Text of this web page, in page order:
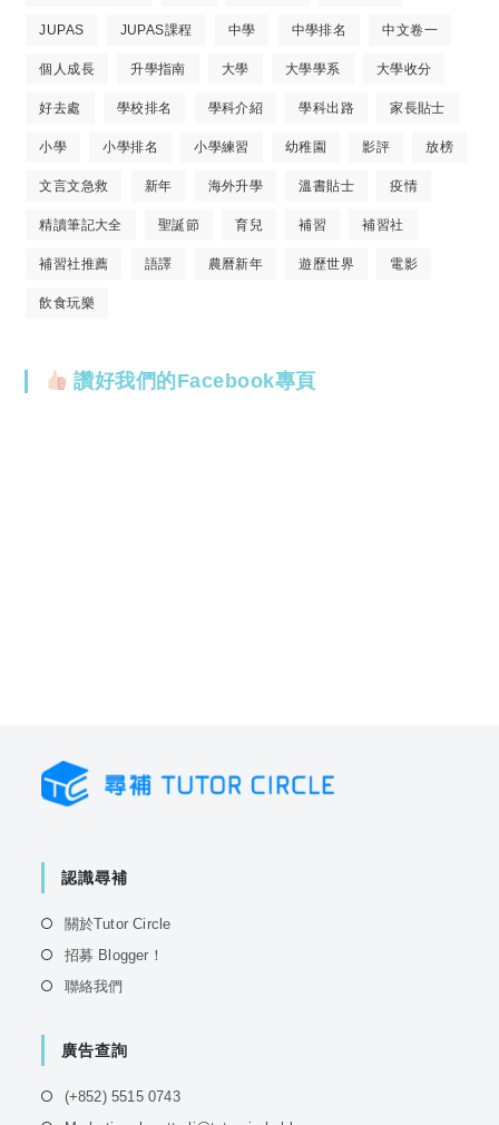
JUPAS JUPAS課程 中學 中學排名 中文卷一
個人成長 升學指南 大學 大學學系 大學收分
好去處 學校排名 學科介紹 學科出路 家長貼士
小學 小學排名 小學練習 幼稚園 影評 放榜
文言文急救 新年 海外升學 溫書貼士 疫情
精讀筆記大全 聖誕節 育兒 補習 補習社
補習社推薦 語譯 農曆新年 遊歷世界 電影
飲食玩樂
讚好我們的Facebook專頁
認識尋補
關於Tutor CircleOpens
招募 Blogger！
聯絡我們
new
廣告查詢
(+852) 5515 0743Opens